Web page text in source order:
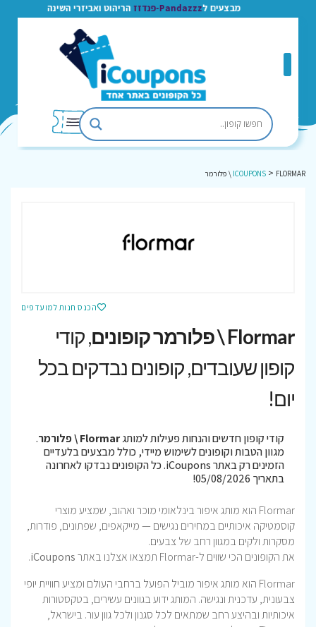
מבצעים ל Pandazzz-פנדזז הריהוט ואביזרי השינה
ICOUPONS > FLORMAR \ פלורמר
הכנס חנות למועדפים
Flormar \ פלורמר קופונים
, קודי
קופון שעובדים, קופונים נבדקים בכל
יום!
קודי קופון חדשים והנחות פעילות למותגFlormar \ פלורמר
.
מגוון הטבות וקופונים לשימוש מיידי, כולל מבצעים בלעדיים
הזמינים רק באתר iCoupons. כל הקופונים נבדקו לאחרונה
בתאריך 05/08/2026!
Flormar הוא מותג איפור בינלאומי מוכר ואהוב, שמציע מוצרי
קוסמטיקה איכותיים במחירים נגישים — מייקאפים, שפתונים, פודרות,
מסקרות ולקים במגוון רחב של צבעים.
את הקופונים הכי שווים ל-Flormar תמצאו אצלנו באתר
iCoupons
.
Flormar הוא מותג איפור מוביל הפועל ברחבי העולם ומציע חוויית יופי
צבעונית, עדכנית ונגישה. המותג ידוע בגוונים עשירים, בטקסטורות
איכותיות ובהיצע רחב שמתאים לכל סגנון ולכל גוון עור. בישראל,